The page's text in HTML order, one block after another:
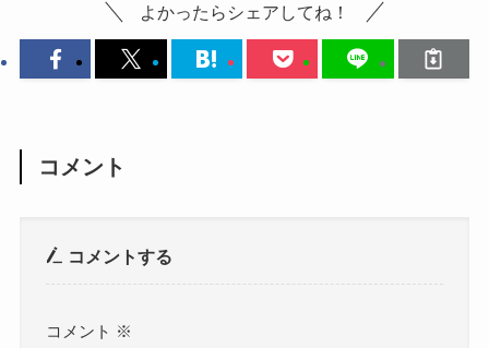
よかったらシェアしてね！
コメント
コメントする
コメント ※